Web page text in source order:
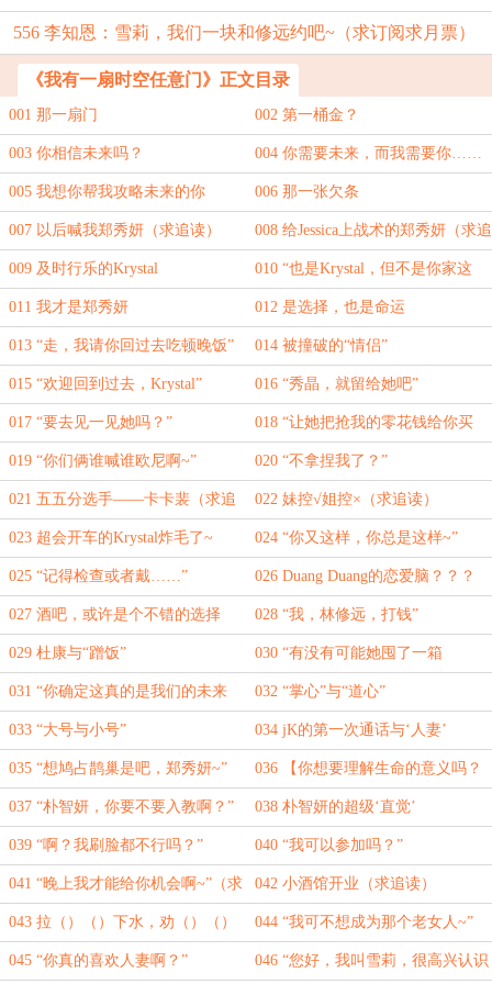
票）
556 李知恩：雪莉，我们一块和修远约吧~（求订阅求月票）
《我有一扇时空任意门》正文目录
001 那一扇门 002 第一桶金？
003 你相信未来吗？ 004 你需要未来，而我需要你……
005 我想你帮我攻略未来的你 006 那一张欠条
007 以后喊我郑秀妍（求追读） 008 给Jessica上战术的郑秀妍（求追
读）
009 及时行乐的Krystal 010 “也是Krystal，但不是你家这
位”
011 我才是郑秀妍 012 是选择，也是命运
013 “走，我请你回过去吃顿晚饭” 014 被撞破的“情侣”
015 “欢迎回到过去，Krystal” 016 “秀晶，就留给她吧”
017 “要去见一见她吗？” 018 “让她把抢我的零花钱给你买
车”
019 “你们俩谁喊谁欧尼啊~” 020 “不拿捏我了？”
021 五五分选手——卡卡裴（求追
读）
022 妹控√姐控×（求追读）
023 超会开车的Krystal炸毛了~ 024 “你又这样，你总是这样~”
025 “记得检查或者戴……” 026 Duang Duang的恋爱脑？？？
027 酒吧，或许是个不错的选择 028 “我，林修远，打钱”
029 杜康与“蹭饭” 030 “有没有可能她囤了一箱
呢……”
031 “你确定这真的是我们的未来
吗？”
032 “掌心”与“道心”
033 “大号与小号” 034 jK的第一次通话与‘人妻’
035 “想鸠占鹊巢是吧，郑秀妍~” 036 【你想要理解生命的意义吗？
想要……真正地活着吗？】（求追
读）
037 “朴智妍，你要不要入教啊？” 038 朴智妍的超级‘直觉’
039 “啊？我刷脸都不行吗？” 040 “我可以参加吗？”
041 “晚上我才能给你机会啊~”（求
追读）
042 小酒馆开业（求追读）
043 拉（）（）下水，劝（）（）
从良！！
044 “我可不想成为那个老女人~”
045 “你真的喜欢人妻啊？” 046 “您好，我叫雪莉，很高兴认识